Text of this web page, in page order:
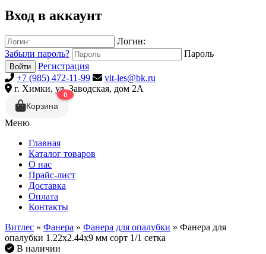
Вход в аккаунт
Логин:
Забыли пароль?
Пароль
Войти
Регистрация
+7 (985) 472-11-99
vit-les@bk.ru
г. Химки, ул. Заводская, дом 2А
Корзина
0
Меню
Главная
Каталог товаров
О нас
Прайс-лист
Доставка
Оплата
Контакты
Витлес » Фанера » Фанера для опалубки » Фанера для
опалубки 1.22х2.44х9 мм сорт 1/1 сетка
В наличии